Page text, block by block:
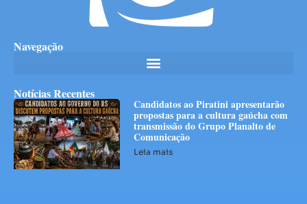
Navegação
Notícias Recentes
Candidatos ao Piratini apresentarão
propostas para a cultura gaúcha com
transmissão do Grupo Planalto de
Comunicação
Leia mais